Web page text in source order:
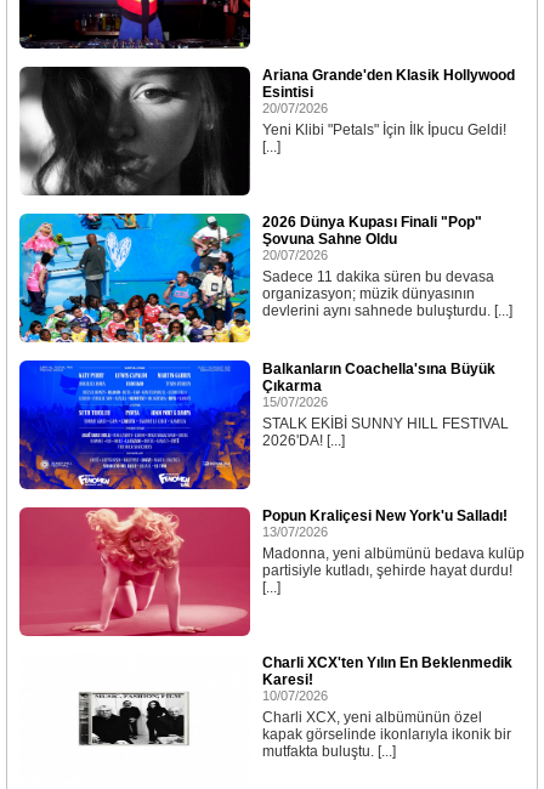
Ariana Grande'den Klasik Hollywood
Esintisi
20/07/2026
Yeni Klibi "Petals" İçin İlk İpucu Geldi!
[...]
2026 Dünya Kupası Finali "Pop"
Şovuna Sahne Oldu
20/07/2026
Sadece 11 dakika süren bu devasa
organizasyon; müzik dünyasının
devlerini aynı sahnede buluşturdu. [...]
Balkanların Coachella'sına Büyük
Çıkarma
15/07/2026
STALK EKİBİ SUNNY HILL FESTIVAL
2026'DA! [...]
Popun Kraliçesi New York'u Salladı!
13/07/2026
Madonna, yeni albümünü bedava kulüp
partisiyle kutladı, şehirde hayat durdu!
[...]
Charli XCX'ten Yılın En Beklenmedik
Karesi!
10/07/2026
Charli XCX, yeni albümünün özel
kapak görselinde ikonlarıyla ikonik bir
mutfakta buluştu. [...]